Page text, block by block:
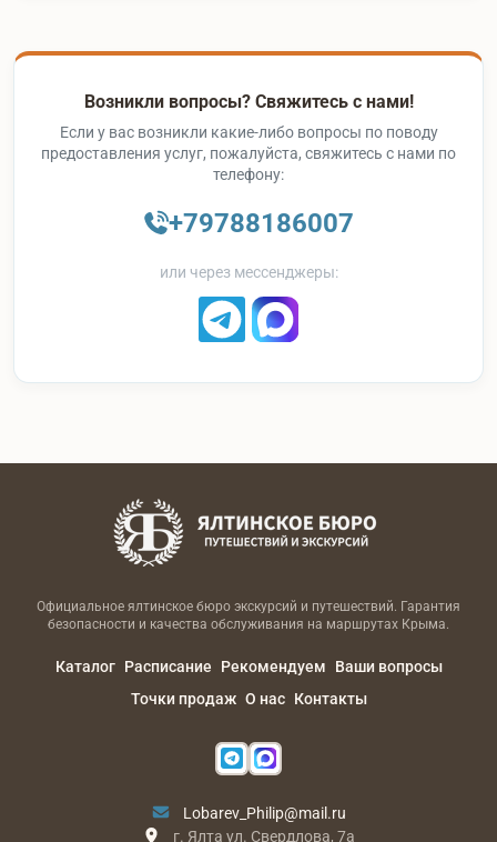
Возникли вопросы? Свяжитесь с нами!
Если у вас возникли какие-либо вопросы по поводу
предоставления услуг, пожалуйста, свяжитесь с нами по
телефону:
+79788186007
или через мессенджеры:
Официальное ялтинское бюро экскурсий и путешествий. Гарантия
безопасности и качества обслуживания на маршрутах Крыма.
Каталог Расписание Рекомендуем
Ваши вопросы
Точки продаж О нас Контакты
Lobarev_Philip@mail.ru
г. Ялта ул. Свердлова, 7а